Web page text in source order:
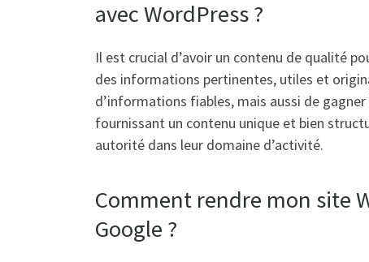
avec WordPress ?
Il est crucial d’avoir un contenu de qualité
des informations pertinentes, utiles et
d’informations fiables, mais aussi de
fournissant un contenu unique et bien
autorité dans leur domaine d’activité.
Comment rendre mon site
Google ?